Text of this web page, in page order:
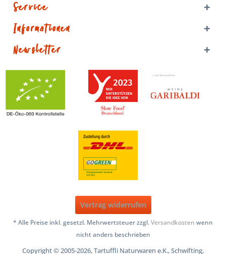
Service
Informationen
Newsletter
Vertrag widerrufen
* Alle Preise inkl. gesetzl. Mehrwertsteuer zzgl.Versandkosten wenn
nicht anders beschrieben
Copyright © 2005-2026, Tartuffli Naturwaren e.K., Schwifting,